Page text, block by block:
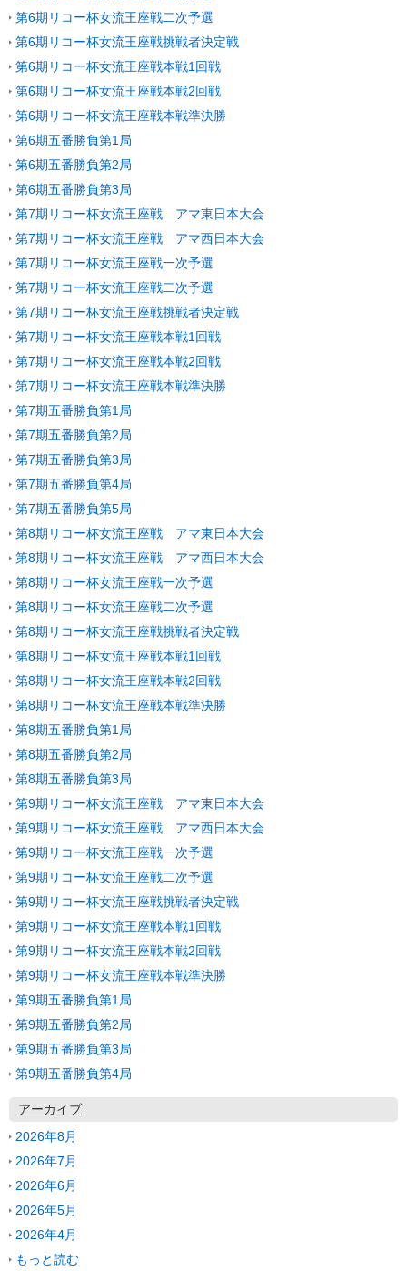
第6期リコー杯女流王座戦二次予選
第6期リコー杯女流王座戦挑戦者決定戦
第6期リコー杯女流王座戦本戦1回戦
第6期リコー杯女流王座戦本戦2回戦
第6期リコー杯女流王座戦本戦準決勝
第6期五番勝負第1局
第6期五番勝負第2局
第6期五番勝負第3局
第7期リコー杯女流王座戦 アマ東日本大会
第7期リコー杯女流王座戦 アマ西日本大会
第7期リコー杯女流王座戦一次予選
第7期リコー杯女流王座戦二次予選
第7期リコー杯女流王座戦挑戦者決定戦
第7期リコー杯女流王座戦本戦1回戦
第7期リコー杯女流王座戦本戦2回戦
第7期リコー杯女流王座戦本戦準決勝
第7期五番勝負第1局
第7期五番勝負第2局
第7期五番勝負第3局
第7期五番勝負第4局
第7期五番勝負第5局
第8期リコー杯女流王座戦 アマ東日本大会
第8期リコー杯女流王座戦 アマ西日本大会
第8期リコー杯女流王座戦一次予選
第8期リコー杯女流王座戦二次予選
第8期リコー杯女流王座戦挑戦者決定戦
第8期リコー杯女流王座戦本戦1回戦
第8期リコー杯女流王座戦本戦2回戦
第8期リコー杯女流王座戦本戦準決勝
第8期五番勝負第1局
第8期五番勝負第2局
第8期五番勝負第3局
第9期リコー杯女流王座戦 アマ東日本大会
第9期リコー杯女流王座戦 アマ西日本大会
第9期リコー杯女流王座戦一次予選
第9期リコー杯女流王座戦二次予選
第9期リコー杯女流王座戦挑戦者決定戦
第9期リコー杯女流王座戦本戦1回戦
第9期リコー杯女流王座戦本戦2回戦
第9期リコー杯女流王座戦本戦準決勝
第9期五番勝負第1局
第9期五番勝負第2局
第9期五番勝負第3局
第9期五番勝負第4局
アーカイブ
2026年8月
2026年7月
2026年6月
2026年5月
2026年4月
もっと読む